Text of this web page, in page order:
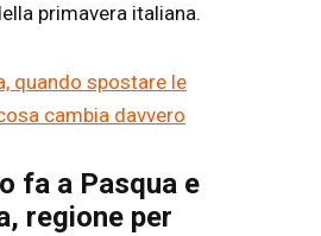
primavera italiana.
quando spostare le
cambia davvero
fa a Pasqua e
regione per